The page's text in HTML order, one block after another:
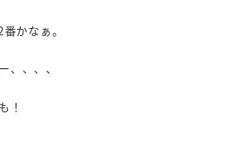
かなぁ。
、、、、
！